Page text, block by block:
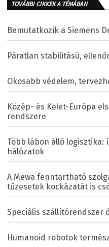
TOVÁBBI CIKKEK A TÉMÁBAN
Bemutatkozik a Siemens
Páratlan stabilitású,
Okosabb védelem,
Közép- és Kelet-Európa
rendszere
Több lábon álló logisztika:
hálózatok
A Mewa fenntartható
tűzesetek kockázatát is
Speciális szállítórendszer
Humanoid robotok